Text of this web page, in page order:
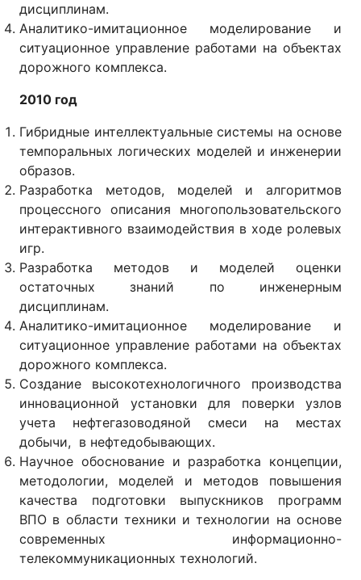
дисциплинам.
Аналитико-имитационное моделирование и
ситуационное управление работами на объектах
дорожного комплекса.
2010 год
Гибридные интеллектуальные системы на основе
темпоральных логических моделей и инженерии
образов.
Разработка методов, моделей и алгоритмов
процессного описания многопользовательского
интерактивного взаимодействия в ходе ролевых
игр.
Разработка методов и моделей оценки
остаточных знаний по инженерным
дисциплинам.
Аналитико-имитационное моделирование и
ситуационное управление работами на объектах
дорожного комплекса.
Создание высокотехнологичного производства
инновационной установки для поверки узлов
учета нефтегазоводяной смеси на местах
добычи, в нефтедобывающих.
Научное обоснование и разработка концепции,
методологии, моделей и методов повышения
качества подготовки выпускников программ
ВПО в области техники и технологии на основе
современных информационно-
телекоммуникационных технологий.